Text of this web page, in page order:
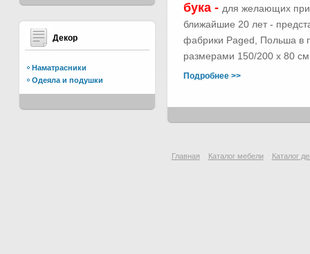
Декор
Наматрасники
Одеяла и подушки
бука - для желающих
ближайшие 20 лет -
фабрики Paged, Польша в
размерами 150/200 х 80
Подробнее >>
Главная Каталог мебели Каталог